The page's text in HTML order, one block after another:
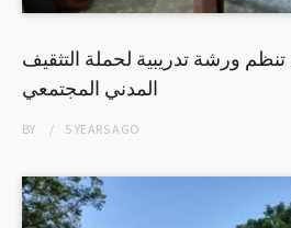
ورشة تدريبية لحملة التثقيف
المدني المجتمعي
BY 5 YEARSAGO